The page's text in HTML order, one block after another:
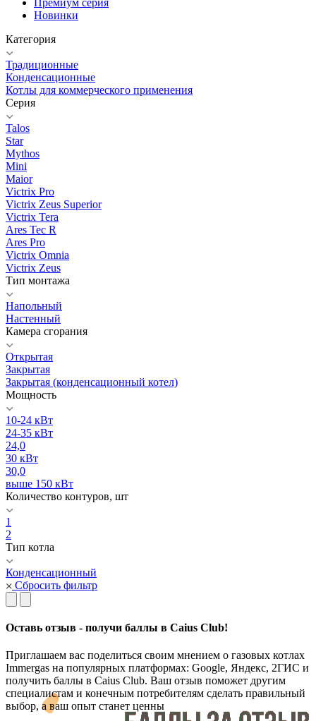
Премиум серия
Новинки
Категория
Традиционные
Конденсационные
Котлы для коммерческого применения
Серия
Talos
Star
Mythos
Mini
Maior
Victrix Pro
Victrix Zeus Superior
Victrix Tera
Ares Tec R
Ares Pro
Victrix Omnia
Victrix Zeus
Тип монтажа
Напольный
Настенный
Камера сгорания
Открытая
Закрытая
Закрытая (конденсационный котел)
Мощность
10-24 кВт
24-35 кВт
24,0
30 кВт
30,0
выше 150 кВт
Количество контуров, шт
1
2
Тип котла
Конденсационный
Сбросить фильтр
Оставь отзыв - получи баллы в Caius Club!
Приглашаем вас поделиться своим мнением о газовых котлах
Immergas на популярных платформах: Google, Яндекс, 2ГИС и
получить баллы в Caius Club. Ваш отзыв поможет другим
специалистам и конечным потребителям сделать правильный
выбор, а ваш опыт станет ценны